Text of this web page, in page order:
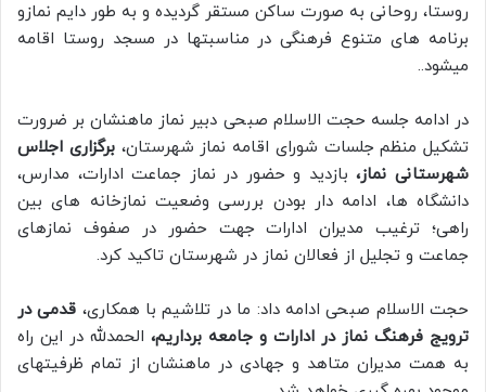
روستا، روحانی به صورت ساکن مستقر گردیده و به طور دایم نمازو
برنامه های متنوع فرهنگی در مناسبتها در مسجد روستا اقامه
میشود..
در ادامه جلسه حجت الاسلام صبحی دبیر نماز ماهنشان بر ضرورت
تشکیل منظم جلسات شورای اقامه نماز شهرستان،برگزاری اجلاس
شهرستانی نماز،بازدید و حضور در نماز جماعت ادارات، مدارس،
دانشگاه ها، ادامه دار بودن بررسی وضعیت نمازخانه های بین
راهی؛ ترغیب مدیران ادارات جهت حضور در صفوف نمازهای
جماعت و تجلیل از فعالان نماز در شهرستان تاکید کرد.
حجت الاسلام صبحی ادامه داد: ما در تلاشیم با همکاری، قدمی در
ترویج فرهنگ نماز در ادارات و جامعه برداریم، الحمدلله در این راه
به همت مدیران متاهد و جهادی در ماهنشان از تمام ظرفیتهای